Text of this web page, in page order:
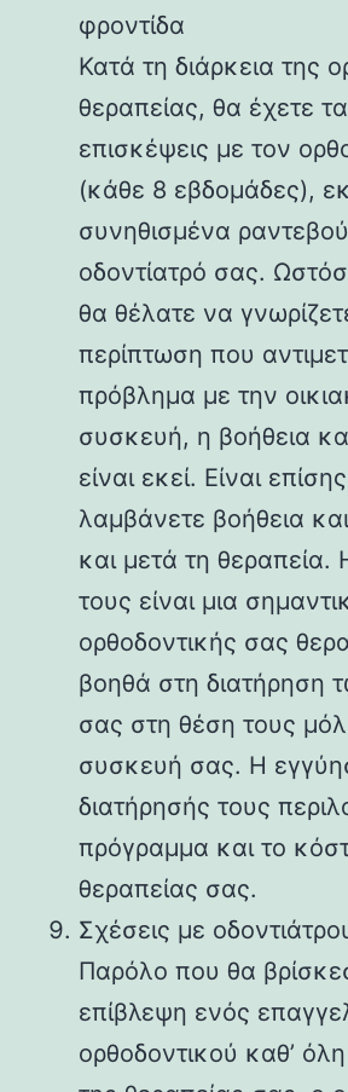
φροντίδα
Κατά τη διάρκεια της
θεραπείας, θα έχετε
επισκέψεις με τον
(κάθε 8 εβδομάδες),
συνηθισμένα
οδοντίατρό σας.
θα θέλατε να
περίπτωση που
πρόβλημα με την
συσκευή, η βοήθεια
είναι εκεί. Είναι
λαμβάνετε βοήθεια
και μετά τη θεραπεία.
τους είναι μια
ορθοδοντικής σας
βοηθά στη διατήρηση
σας στη θέση τους
συσκευή σας. Η
διατήρησής τους
πρόγραμμα και το
θεραπείας σας.
Σχέσεις με
Παρόλο που θα
επίβλεψη ενός
ορθοδοντικού καθ’